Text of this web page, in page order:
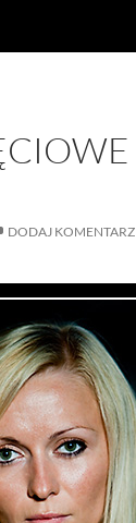
DODAJ KOMENTARZ